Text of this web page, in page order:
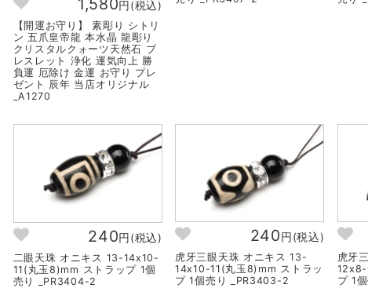
円(税込)
【開運お守り】 素彫り シトリ
ン 五爪皇帝龍 本水晶 龍彫り
クリスタルクォーツ天然石 ブ
レスレット 浄化 運気向上 勝
負運 厄除け 金運 お守り プレ
ゼント 辰年 当店オリジナル
_A1270
240円(税込)
二眼天珠 オニキス 13-14x10-
11(丸玉8)mm ストラップ 1個
売り _PR3404-2
240円(税込)
虎牙三眼天珠 オニキス 13-
14x10-11(丸玉8)mm ストラッ
プ 1個売り _PR3403-2
虎牙
12x8-
プ 1